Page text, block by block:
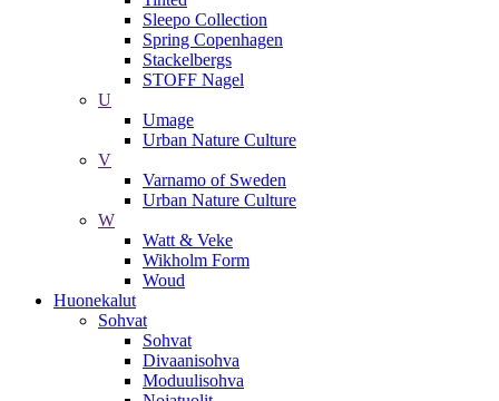
Sleepo Collection
Spring Copenhagen
Stackelbergs
STOFF Nagel
U
Umage
Urban Nature Culture
V
Varnamo of Sweden
Urban Nature Culture
W
Watt & Veke
Wikholm Form
Woud
Huonekalut
Sohvat
Sohvat
Divaanisohva
Moduulisohva